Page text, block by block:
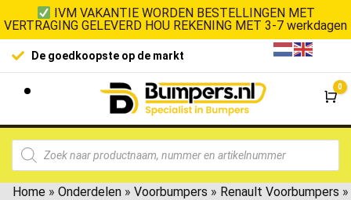
IVM VAKANTIE WORDEN BESTELLINGEN MET
VERTRAGING GELEVERD HOU REKENING MET 3-7 werkdagen
De goedkoopste op de markt
0
Home » Onderdelen » Voorbumpers » Renault Voorbumpers »